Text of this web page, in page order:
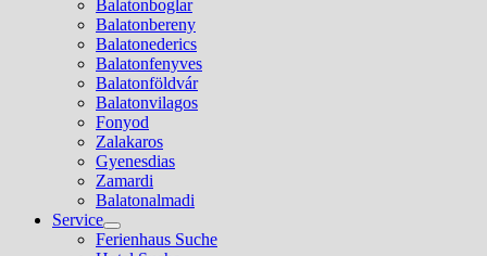
Balatonboglar
Balatonbereny
Balatonederics
Balatonfenyves
Balatonföldvár
Balatonvilagos
Fonyod
Zalakaros
Gyenesdias
Zamardi
Balatonalmadi
Service
Show
sub
Ferienhaus Suche